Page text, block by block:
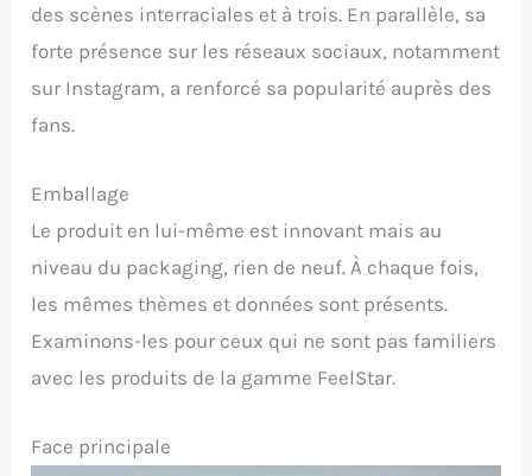
des scènes interraciales et à trois. En parallèle, sa
forte présence sur les réseaux sociaux, notamment
sur Instagram, a renforcé sa popularité auprès des
fans.
Emballage
Le produit en lui-même est innovant mais au
niveau du packaging, rien de neuf. À chaque fois,
les mêmes thèmes et données sont présents.
Examinons-les pour ceux qui ne sont pas familiers
avec les produits de la gamme FeelStar.
Face principale